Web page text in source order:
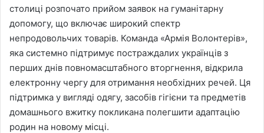
столиці розпочато прийом заявок на гуманітарну
допомогу, що включає широкий спектр
непродовольчих товарів. Команда «Армія Волонтерів»,
яка системно підтримує постраждалих українців з
перших днів повномасштабного вторгнення, відкрила
електронну чергу для отримання необхідних речей. Ця
підтримка у вигляді одягу, засобів гігієни та предметів
домашнього вжитку покликана полегшити адаптацію
родин на новому місці.